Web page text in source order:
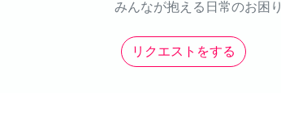
みんなが抱える日常のお困
リクエストをする